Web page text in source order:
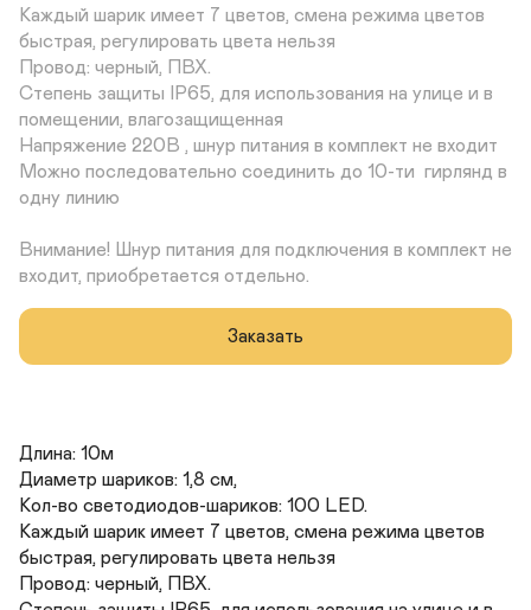
Каждый шарик имеет 7 цветов, смена режима цветов
быстрая, регулировать цвета нельзя
Провод: черный, ПВХ.
Степень защиты IP65, для использования на улице и в
помещении, влагозащищенная
Напряжение 220В , шнур питания в комплект не входит
Можно последовательно соединить до 10-ти  гирлянд в
одну линию
Внимание! Шнур питания для подключения в комплект не
входит, приобретается отдельно.
Заказать
Длина: 10м
Диаметр шариков: 1,8 см,
Кол-во светодиодов-шариков: 100 LED.
Каждый шарик имеет 7 цветов, смена режима цветов
быстрая, регулировать цвета нельзя
Провод: черный, ПВХ.